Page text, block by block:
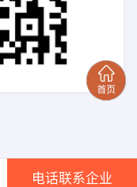
电话联系企业